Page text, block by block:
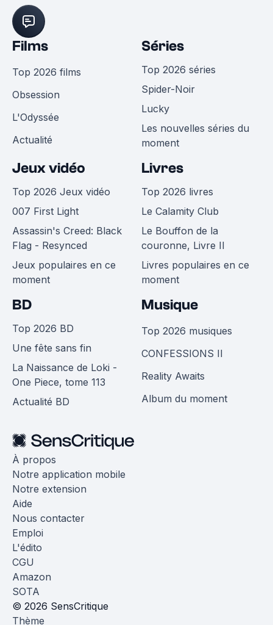
Films
Top 2026 films
Obsession
L'Odyssée
Actualité
Séries
Top 2026 séries
Spider-Noir
Lucky
Les nouvelles séries du
moment
Jeux vidéo
Top 2026 Jeux vidéo
007 First Light
Assassin's Creed: Black
Flag - Resynced
Jeux populaires en ce
moment
Livres
Top 2026 livres
Le Calamity Club
Le Bouffon de la
couronne, Livre II
Livres populaires en ce
moment
BD
Top 2026 BD
Une fête sans fin
La Naissance de Loki -
One Piece, tome 113
Actualité BD
Musique
Top 2026 musiques
CONFESSIONS II
Reality Awaits
Album du moment
À propos
Notre application mobile
Notre extension
Aide
Nous contacter
Emploi
L'édito
CGU
Amazon
SOTA
© 2026 SensCritique
Thème